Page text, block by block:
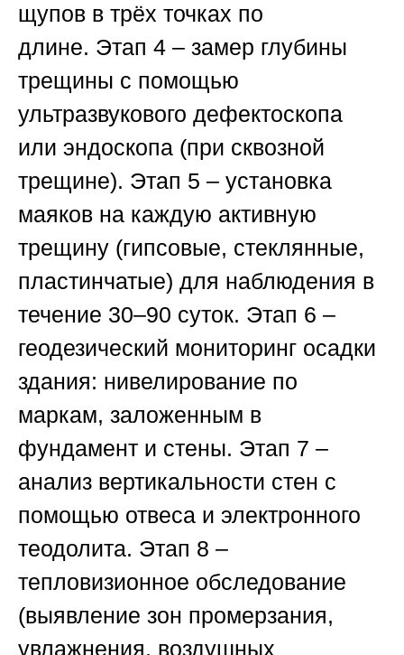
щупов в трёх точках по
длине. Этап 4 – замер глубины
трещины с помощью
ультразвукового дефектоскопа
или эндоскопа (при сквозной
трещине). Этап 5 – установка
маяков на каждую активную
трещину (гипсовые, стеклянные,
пластинчатые) для наблюдения в
течение 30–90 суток. Этап 6 –
геодезический мониторинг осадки
здания: нивелирование по
маркам, заложенным в
фундамент и стены. Этап 7 –
анализ вертикальности стен с
помощью отвеса и электронного
теодолита. Этап 8 –
тепловизионное обследование
(выявление зон промерзания,
увлажнения, воздушных